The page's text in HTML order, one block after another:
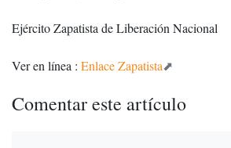
Ejército Zapatista de Liberación Nacional
Ver en línea : Enlace Zapatista
Comentar este artículo